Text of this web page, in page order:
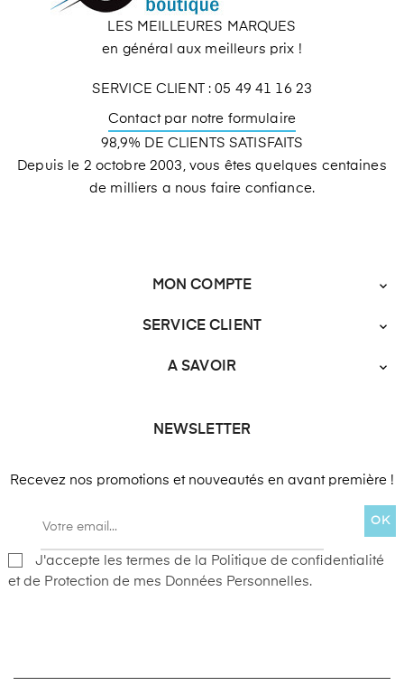
LES MEILLEURES MARQUES
en général aux meilleurs prix !
SERVICE CLIENT : 05 49 41 16 23
Contact par notre formulaire
98,9% DE CLIENTS SATISFAITS
Depuis le 2 octobre 2003, vous êtes quelques centaines
de milliers a nous faire confiance.
MON COMPTE 
SERVICE CLIENT 
A SAVOIR 
NEWSLETTER
Recevez nos promotions et nouveautés en avant première !
OK
J'accepte les termes de la Politique de confidentialité
et de Protection de mes Données Personnelles.